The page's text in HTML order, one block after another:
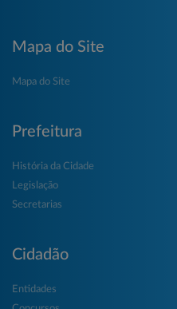
Mapa do Site
Mapa do Site
Prefeitura
História da Cidade
Legislação
Secretarias
Cidadão
Entidades